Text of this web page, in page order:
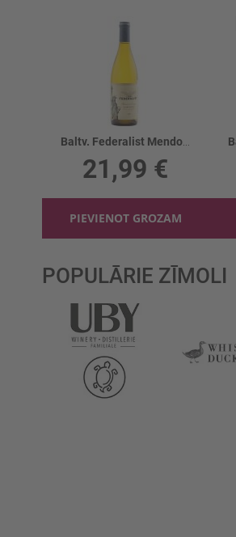
Baltv. Federalist Mendocino 14.5%
21,99 €
PIEVIENOT GROZAM
POPULĀRIE ZĪMOLI